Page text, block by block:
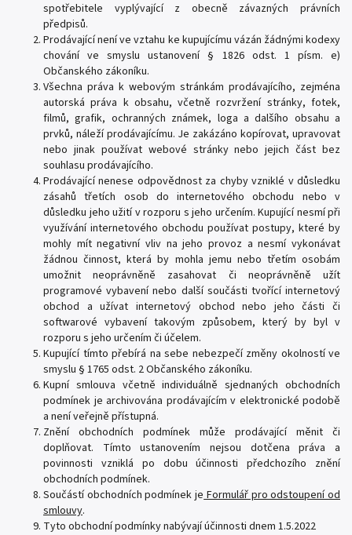
spotřebitele vyplývající z obecně závazných právních
předpisů.
Prodávající není ve vztahu ke kupujícímu vázán žádnými kodexy
chování ve smyslu ustanovení § 1826 odst. 1 písm. e)
Občanského zákoníku.
Všechna práva k webovým stránkám prodávajícího, zejména
autorská práva k obsahu, včetně rozvržení stránky, fotek,
filmů, grafik, ochranných známek, loga a dalšího obsahu a
prvků, náleží prodávajícímu. Je zakázáno kopírovat, upravovat
nebo jinak používat webové stránky nebo jejich část bez
souhlasu prodávajícího.
Prodávající nenese odpovědnost za chyby vzniklé v důsledku
zásahů třetích osob do internetového obchodu nebo v
důsledku jeho užití v rozporu s jeho určením. Kupující nesmí při
využívání internetového obchodu používat postupy, které by
mohly mít negativní vliv na jeho provoz a nesmí vykonávat
žádnou činnost, která by mohla jemu nebo třetím osobám
umožnit neoprávněně zasahovat či neoprávněně užít
programové vybavení nebo další součásti tvořící internetový
obchod a užívat internetový obchod nebo jeho části či
softwarové vybavení takovým způsobem, který by byl v
rozporu s jeho určením či účelem.
Kupující tímto přebírá na sebe nebezpečí změny okolností ve
smyslu § 1765 odst. 2 Občanského zákoníku.
Kupní smlouva včetně individuálně sjednaných obchodních
podmínek je archivována prodávajícím v elektronické podobě
a není veřejně přístupná.
Znění obchodních podmínek může prodávající měnit či
doplňovat. Tímto ustanovením nejsou dotčena práva a
povinnosti vzniklá po dobu účinnosti předchozího znění
obchodních podmínek.
Součástí obchodních podmínek je Formulář pro odstoupení od
smlouvy.
Tyto obchodní podmínky nabývají účinnosti dnem 1.5.2022